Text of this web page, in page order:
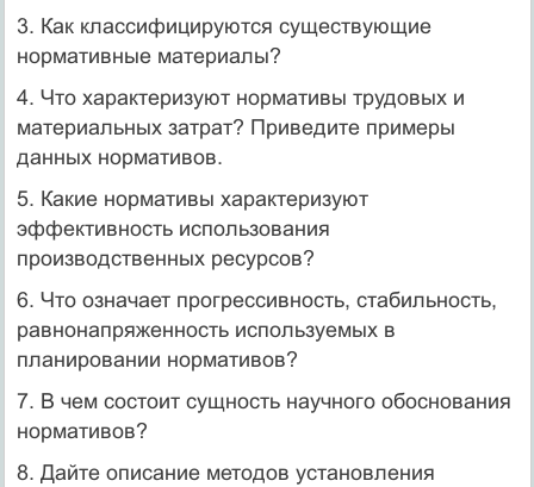
3. Как классифицируются существующие
нормативные материалы?
4. Что характеризуют нормативы трудовых и
материальных затрат? Приведите примеры
данных нормативов.
5. Какие нормативы характеризуют
эффективность использования
производственных ресурсов?
6. Что означает прогрессивность, стабильность,
равнонапряженность используемых в
планировании нормативов?
7. В чем состоит сущность научного обоснования
нормативов?
8. Дайте описание методов установления